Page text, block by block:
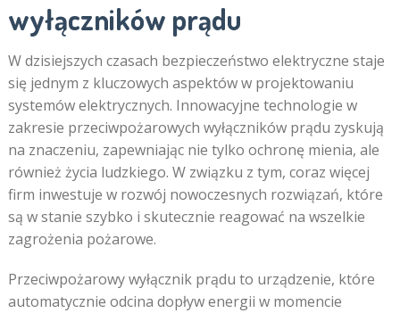
wyłączników prądu
W dzisiejszych czasach bezpieczeństwo elektryczne staje
się jednym z kluczowych aspektów w projektowaniu
systemów elektrycznych. Innowacyjne technologie w
zakresie przeciwpożarowych wyłączników prądu zyskują
na znaczeniu, zapewniając nie tylko ochronę mienia, ale
również życia ludzkiego. W związku z tym, coraz więcej
firm inwestuje w rozwój nowoczesnych rozwiązań, które
są w stanie szybko i skutecznie reagować na wszelkie
zagrożenia pożarowe.
Przeciwpożarowy wyłącznik prądu to urządzenie, które
automatycznie odcina dopływ energii w momencie